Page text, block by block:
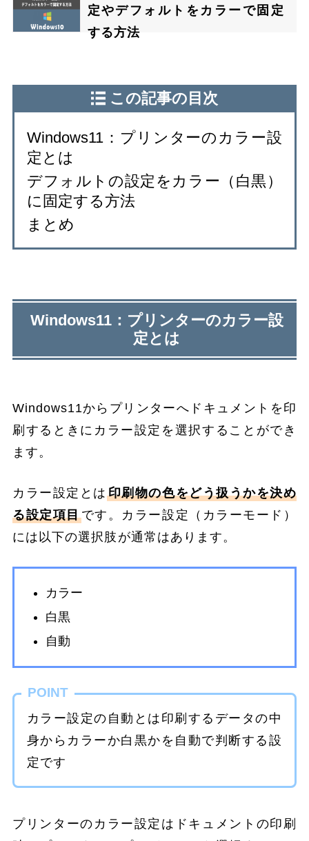
定やデフォルトをカラーで固定
する方法
この記事の目次
Windows11：プリンターのカラー設
定とは
デフォルトの設定をカラー（白黒）
に固定する方法
まとめ
Windows11：プリンターのカラー設
定とは
Windows11からプリンターへドキュメントを印
刷するときにカラー設定を選択することができ
ます。
カラー設定とは 印刷物の色をどう扱うかを決め
る設定項目です。カラー設定（カラーモード）
には以下の選択肢が通常はあります。
カラー
白黒
自動
POINT
カラー設定の自動とは印刷するデータの中
身からカラーか白黒かを自動で判断する設
定です
プリンターのカラー設定はドキュメントの印刷